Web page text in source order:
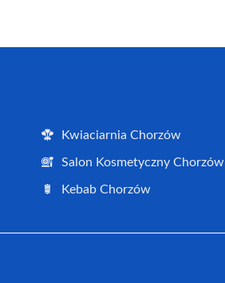
Kwiaciarnia Chorzów
Salon Kosmetyczny Chorzów
Kebab Chorzów